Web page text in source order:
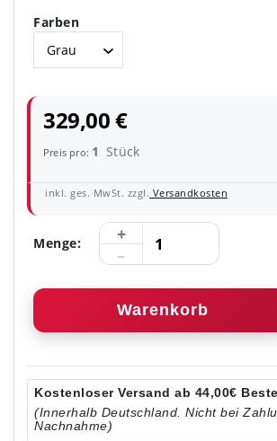
Farben
329,00 €
Preis pro: 1 Stück
inkl. ges. MwSt. zzgl. Versandkosten
Menge:
Warenkorb
Kostenloser Versand ab 44,00€
(Innerhalb Deutschland. Nicht bei
Nachnahme)